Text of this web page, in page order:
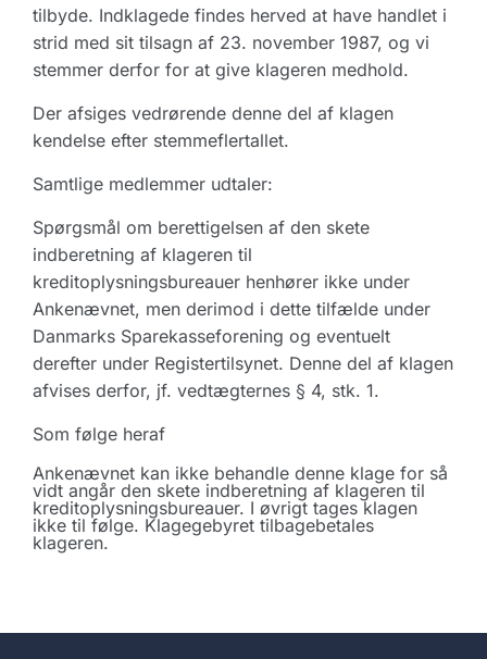
tilbyde. Indklagede findes herved at have handlet i
strid med sit tilsagn af 23. november 1987, og vi
stemmer derfor for at give klageren medhold.
Der afsiges vedrørende denne del af klagen
kendelse efter stemmeflertallet.
Samtlige medlemmer udtaler:
Spørgsmål om berettigelsen af den skete
indberetning af klageren til
kreditoplysningsbureauer henhører ikke under
Ankenævnet, men derimod i dette tilfælde under
Danmarks Sparekasseforening og eventuelt
derefter under Registertilsynet. Denne del af klagen
afvises derfor, jf. vedtægternes § 4, stk. 1.
Som følge heraf
Ankenævnet kan ikke behandle denne klage for så
vidt angår den skete indberetning af klageren til
kreditoplysningsbureauer. I øvrigt tages klagen
ikke til følge. Klagegebyret tilbagebetales
klageren.